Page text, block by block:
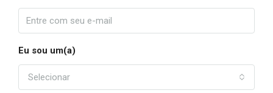
Eu sou um(a)
Selecionar